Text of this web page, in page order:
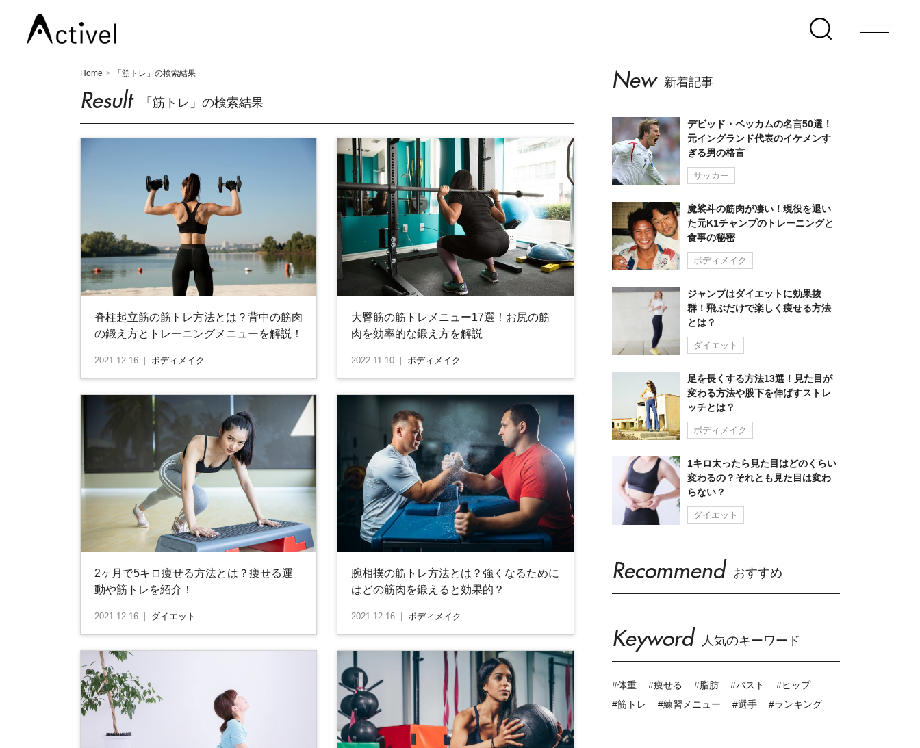
Home > 「筋トレ」の検索結果
Result 「筋トレ」の検索結果
脊柱起立筋の筋トレ方法とは？背中の筋肉
の鍛え方とトレーニングメニューを解説！
2021.12.16 ｜ ボディメイク
大臀筋の筋トレメニュー17選！お尻の筋
肉を効率的な鍛え方を解説
2022.11.10 ｜ ボディメイク
2ヶ月で5キロ痩せる方法とは？痩せる運
動や筋トレを紹介！
2021.12.16 ｜ ダイエット
腕相撲の筋トレ方法とは？強くなるために
はどの筋肉を鍛えると効果的？
2021.12.16 ｜ ボディメイク
New 新着記事
デビッド・ベッカムの名言50選！
元イングランド代表のイケメンす
ぎる男の格言
サッカー
魔裟斗の筋肉が凄い！現役を退い
た元K1チャンプのトレーニングと
食事の秘密
ボディメイク
ジャンプはダイエットに効果抜
群！飛ぶだけで楽しく痩せる方法
とは？
ダイエット
足を長くする方法13選！見た目が
変わる方法や股下を伸ばすストレ
ッチとは？
ボディメイク
1キロ太ったら見た目はどのくらい
変わるの？それとも見た目は変わ
らない？
ダイエット
Recommend おすすめ
Keyword 人気のキーワード
#体重 #痩せる #脂肪 #バスト
#ヒップ
#筋トレ
#練習メニュー #選手 #ランキング